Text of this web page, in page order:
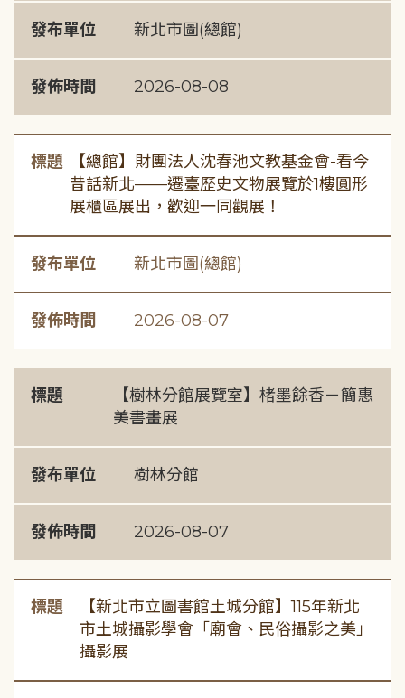
發布單位 新北市圖(總館)
發佈時間 2026-08-08
標題
【總館】財團法人沈春池文教基金會-看今
昔話新北——遷臺歷史文物展覽於1樓圓形
展櫃區展出，歡迎一同觀展！
發布單位 新北市圖(總館)
發佈時間 2026-08-07
標題
【樹林分館展覽室】楮墨餘香－簡惠
美書畫展
發布單位 樹林分館
發佈時間 2026-08-07
標題
【新北市立圖書館土城分館】115年新北
市土城攝影學會「廟會、民俗攝影之美」
攝影展